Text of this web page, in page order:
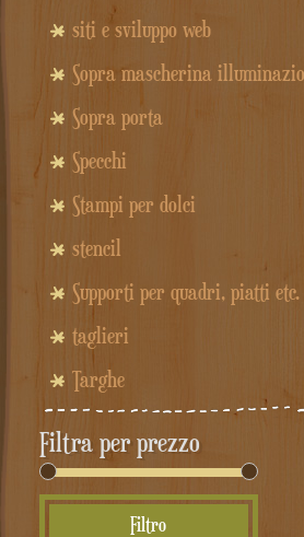
siti e sviluppo web
Sopra mascherina
Sopra porta
Specchi
Stampi per dolci
stencil
Supporti per quadri, piatti etc.
taglieri
Targhe
Filtra per prezzo
Filtro